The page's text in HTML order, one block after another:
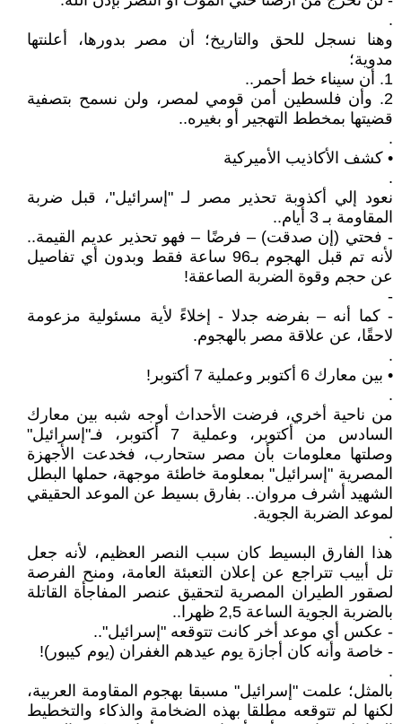
.
وهنا نسجل للحق والتاريخ؛ أن مصر بدورها، أعلنتها
مدوية؛
1. أن سيناء خط أحمر..
2. وأن فلسطين أمن قومي لمصر، ولن نسمح بتصفية
قضيتها بمخطط التهجير أو بغيره..
.
• كشف الأكاذيب الأميركية
.
نعود إلي أكذوبة تحذير مصر لـ "إسرائيل"، قبل ضربة
المقاومة بـ 3 أيام..
- فحتي (إن صدقت) – فرضًا – فهو تحذير عديم القيمة..
لأنه تم قبل الهجوم بـ96 ساعة فقط وبدون أي تفاصيل
عن حجم وقوة الضربة الصاعقة!
-
- كما أنه – بفرضه جدلا - إخلاءً لأية مسئولية مزعومة
لاحقًا، عن علاقة مصر بالهجوم.
.
• بين معارك 6 أكتوبر وعملية 7 أكتوبر!
.
من ناحية أخري، فرضت الأحداث أوجه شبه بين معارك
السادس من أكتوبر، وعملية 7 أكتوبر، فـ"إسرائيل"
وصلتها معلومات بأن مصر ستحارب، فخدعت الأجهزة
المصرية "إسرائيل" بمعلومة خاطئة موجهة، حملها البطل
الشهيد أشرف مروان.. بفارق بسيط عن الموعد الحقيقي
لموعد الضربة الجوية.
.
هذا الفارق البسيط كان سبب النصر العظيم، لأنه جعل
تل أبيب تتراجع عن إعلان التعبئة العامة، ومنح الفرصة
لصقور الطيران المصرية لتحقيق عنصر المفاجأة القاتلة
بالضربة الجوية الساعة 2,5 ظهرا..
- عكس أي موعد أخر كانت تتوقعه "إسرائيل"..
- خاصة وأنه كان أجازة يوم عيدهم الغفران (يوم كيبور)!
.
بالمثل؛ علمت "إسرائيل" مسبقا بهجوم المقاومة العربية،
لكنها لم تتوقعه مطلقا بهذه الضخامة والذكاء والتخطيط